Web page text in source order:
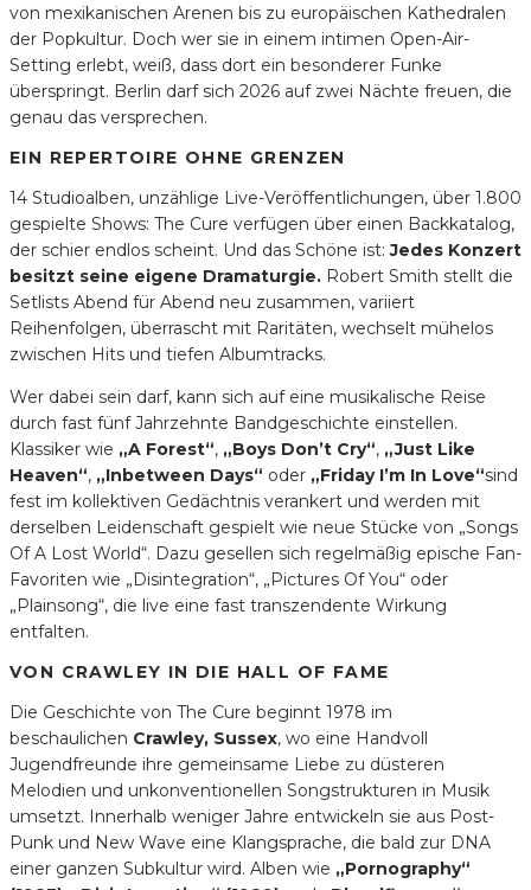
von mexikanischen Arenen bis zu europäischen Kathedralen
der Popkultur. Doch wer sie in einem intimen Open-Air-
Setting erlebt, weiß, dass dort ein besonderer Funke
überspringt. Berlin darf sich 2026 auf zwei Nächte freuen, die
genau das versprechen.
EIN REPERTOIRE OHNE GRENZEN
14 Studioalben, unzählige Live-Veröffentlichungen, über 1.800
gespielte Shows: The Cure verfügen über einen Backkatalog,
der schier endlos scheint. Und das Schöne ist:Jedes Konzert
besitzt seine eigene Dramaturgie. Robert Smith stellt die
Setlists Abend für Abend neu zusammen, variiert
Reihenfolgen, überrascht mit Raritäten, wechselt mühelos
zwischen Hits und tiefen Albumtracks.
Wer dabei sein darf, kann sich auf eine musikalische Reise
durch fast fünf Jahrzehnte Bandgeschichte einstellen.
Klassiker wie „A Forest“, „Boys Don’t Cry“, „Just Like
Heaven“, „Inbetween Days“ oder „Friday I’m In Love“sind
fest im kollektiven Gedächtnis verankert und werden mit
derselben Leidenschaft gespielt wie neue Stücke von „Songs
Of A Lost World“. Dazu gesellen sich regelmäßig epische Fan-
Favoriten wie „Disintegration“, „Pictures Of You“ oder
„Plainsong“, die live eine fast transzendente Wirkung
entfalten.
VON CRAWLEY IN DIE HALL OF FAME
Die Geschichte von The Cure beginnt 1978 im
beschaulichen Crawley, Sussex, wo eine Handvoll
Jugendfreunde ihre gemeinsame Liebe zu düsteren
Melodien und unkonventionellen Songstrukturen in Musik
umsetzt. Innerhalb weniger Jahre entwickeln sie aus Post-
Punk und New Wave eine Klangsprache, die bald zur DNA
einer ganzen Subkultur wird. Alben wie „Pornography“